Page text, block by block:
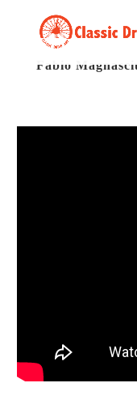
Fabio